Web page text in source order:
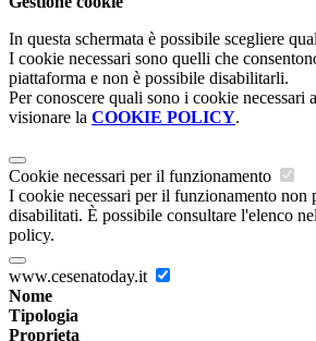
In questa schermata è possibile scegliere
I cookie necessari sono quelli che
piattaforma e non è possibile disabilitarli.
Per conoscere quali sono i cookie necessari
visionare la COOKIE POLICY.
Cookie necessari per il funzionamento
I cookie necessari per il funzionamento non
disabilitati. È possibile consultare l'elenco
policy.
www.cesenatoday.it
Nome
Tipologia
Proprieta